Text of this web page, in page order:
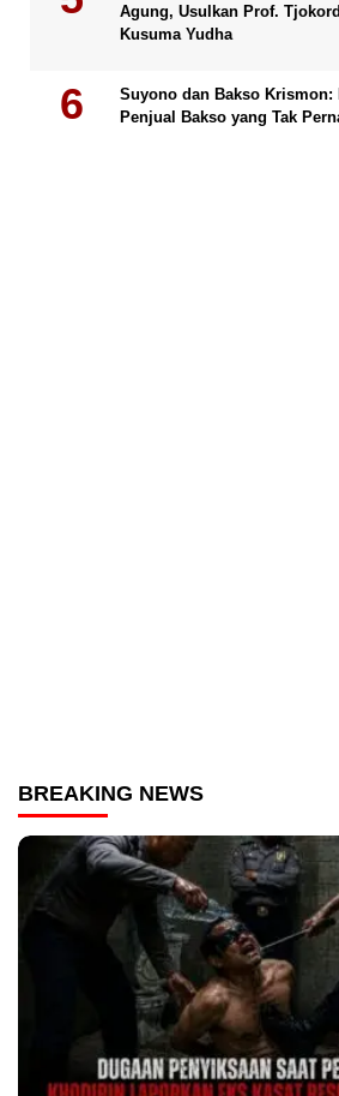
Agung, Usulkan Prof.
Kusuma Yudha
Suyono dan Bakso
Penjual Bakso yang Tak
BREAKING NEWS